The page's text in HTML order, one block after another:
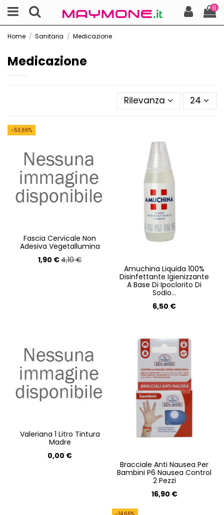
0
Home Sanitaria Medicazione
Medicazione
Rilevanza 24
-53,66%
Fascia Cervicale Non
Adesiva Vegetallumina
1,90 €4,10 €
Amuchina Liquida 100%
Disinfettante Igienizzante
A Base Di Ipoclorito Di
Sodio...
6,50 €
Valeriana 1 Litro Tintura
Madre
0,00 €
Bracciale Anti Nausea Per
Bambini P6 Nausea Control
2 Pezzi
16,90 €